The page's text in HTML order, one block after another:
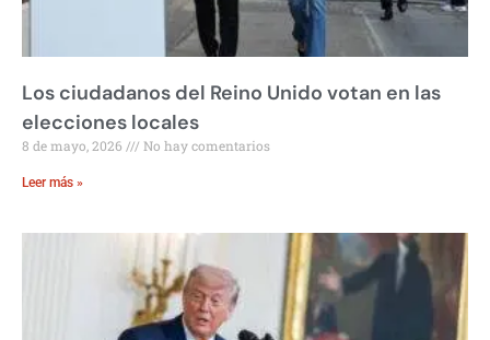
Los ciudadanos del Reino Unido votan en las
elecciones locales
8 de mayo, 2026 No hay comentarios
Leer más »